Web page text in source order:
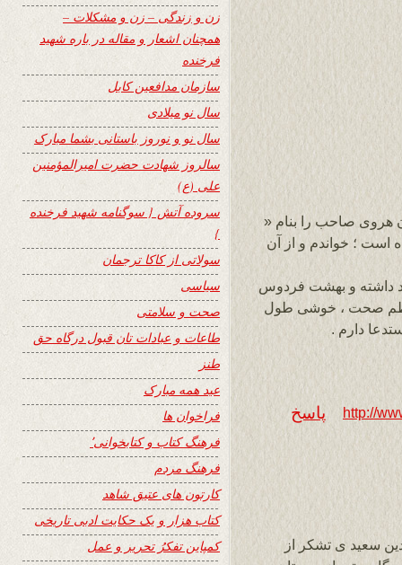
شادروان هروی صاحب را بنام «
صفحه وزین ۲۴ نشر شده است ؛ خواندم و از آن
داشته و بهشت فردوس
صحت ، خوشی طول
دارم .
http:// پاسخ
سعید ی تشکر از
زن و زندگی – زن و مشکلات –
همچنان اشعار و مقاله در باره شهید
فرخنده
سازمان مدافعین کابل
سال نو میلادی
سال نو و نوروز باستانی بشما مبارک
سالروز شهادت حضرت امیرالمؤمنین
علی (ع)
سروده آتش { سوگنامه شهید فرخنده
}
سولاتی از کاکا ترجمان
سیاسی
صحت و سلامتی
طاعات و عبادات تان قبول درگاه حق
طنز
عید همه مبارک
فراخوان ها
فرهنگ کتاب و کتابخوانی٬
فرهنگ مردم
کارتون های عتیق شاهد
کتاب هزار و یک حکایت ادبی تاریخی
کمپاین تفکرُ تحریر و عمل